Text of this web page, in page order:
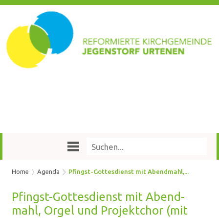
Home Agenda Pfingst-Gottesdienst mit Abendmahl,...
Pfingst-​Gottesdienst mit Abend­
mahl, Orgel und Pro­jekt­chor (mit